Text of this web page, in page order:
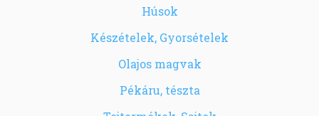
Húsok
Készételek, Gyorsételek
Olajos magvak
Pékáru, tészta